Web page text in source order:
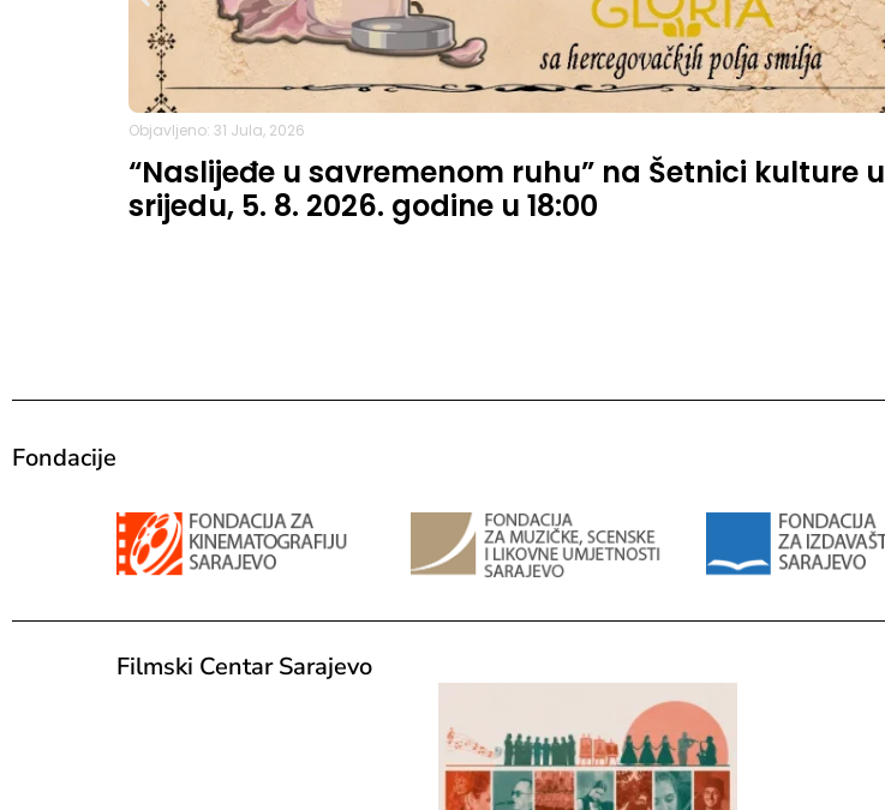
Objavljeno: 31 Jula, 2026
“Naslijeđe u savremenom ruhu” na Šetnici kulture u
srijedu, 5. 8. 2026. godine u 18:00
Fondacije
Filmski Centar Sarajevo